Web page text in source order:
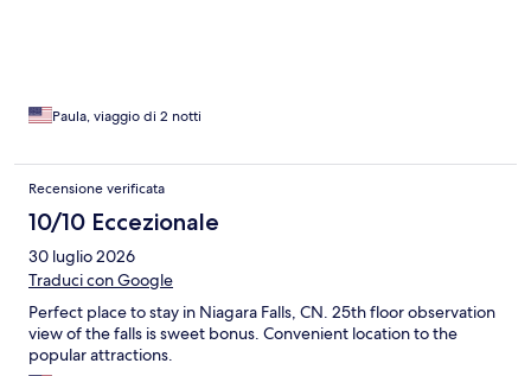
Paula, viaggio di 2 notti
Recensione verificata
10/10 Eccezionale
30 luglio 2026
Traduci con Google
Perfect place to stay in Niagara Falls, CN. 25th floor observation
view of the falls is sweet bonus. Convenient location to the
popular attractions.